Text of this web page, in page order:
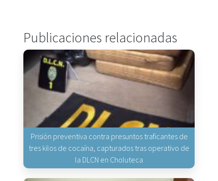
Publicaciones relacionadas
Prisión preventiva contra presuntos traficantes de
tres kilos de cocaína, capturados tras operativo de
la DLCN en Choluteca